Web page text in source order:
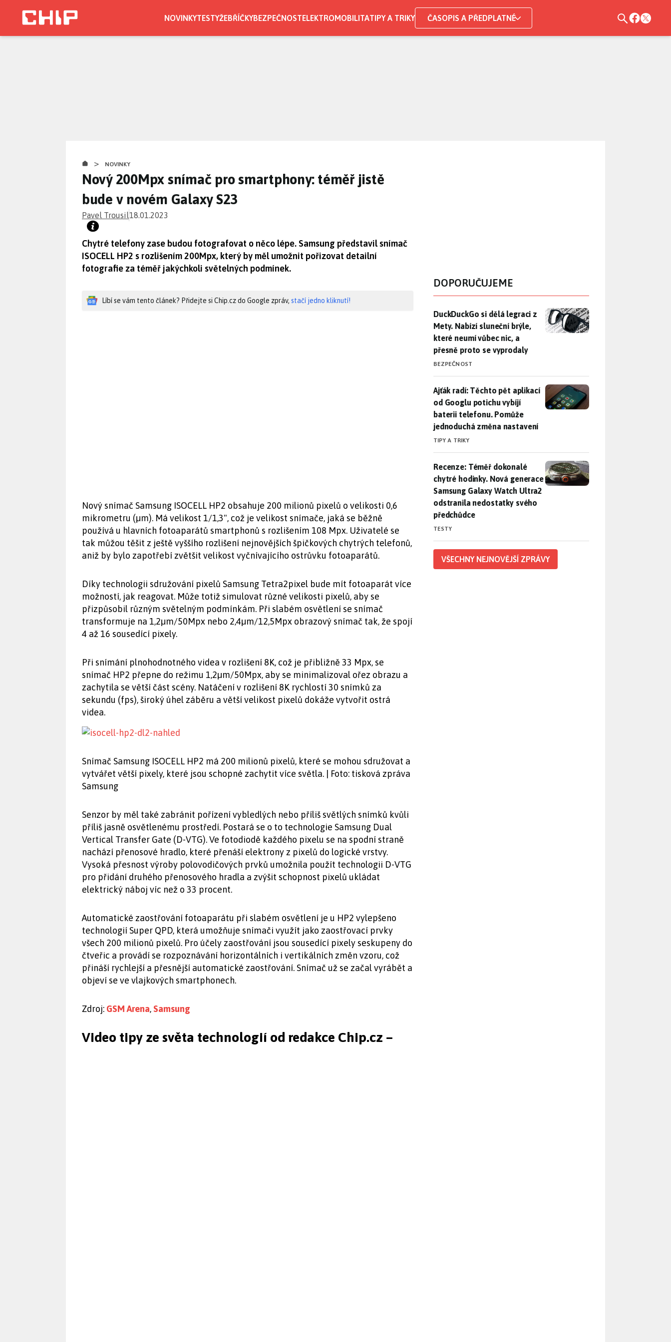
NOVINKYTESTYŽEBŘÍČKYBEZPEČNOSTELEKTROMOBILITATIPY A TRIKY ČASOPIS A PŘEDPLATNÉ
> NOVINKY
Nový 200Mpx snímač pro smartphony: téměř jistě
bude v novém Galaxy S23
Pavel Trousil18.01.2023
Chytré telefony zase budou fotografovat o něco lépe. Samsung představil snímač
ISOCELL HP2 s rozlišením 200Mpx, který by měl umožnit pořizovat detailní
fotografie za téměř jakýchkoli světelných podmínek.
Líbí se vám tento článek? Přidejte si Chip.cz do Google zpráv, stačí jedno kliknutí!
Nový snímač Samsung ISOCELL HP2 obsahuje 200 milionů pixelů o velikosti 0,6
mikrometru (μm). Má velikost 1/1,3", což je velikost snímače, jaká se běžně
používá u hlavních fotoaparátů smartphonů s rozlišením 108 Mpx. Uživatelé se
tak můžou těšit z ještě vyššího rozlišení nejnovějších špičkových chytrých telefonů,
aniž by bylo zapotřebí zvětšit velikost vyčnívajícího ostrůvku fotoaparátů.
Díky technologii sdružování pixelů Samsung Tetra2pixel bude mít fotoaparát více
možností, jak reagovat. Může totiž simulovat různé velikosti pixelů, aby se
přizpůsobil různým světelným podmínkám. Při slabém osvětlení se snímač
transformuje na 1,2μm/50Mpx nebo 2,4μm/12,5Mpx obrazový snímač tak, že spojí
4 až 16 sousedící pixely.
Při snímání plnohodnotného videa v rozlišení 8K, což je přibližně 33 Mpx, se
snímač HP2 přepne do režimu 1,2μm/50Mpx, aby se minimalizoval ořez obrazu a
zachytila se větší část scény. Natáčení v rozlišení 8K rychlostí 30 snímků za
sekundu (fps), široký úhel záběru a větší velikost pixelů dokáže vytvořit ostrá
videa.
Snímač Samsung ISOCELL HP2 má 200 milionů pixelů, které se mohou sdružovat a
vytvářet větší pixely, které jsou schopné zachytit více světla. | Foto: tisková zpráva
Samsung
Senzor by měl také zabránit pořízení vybledlých nebo příliš světlých snímků kvůli
příliš jasně osvětlenému prostředí. Postará se o to technologie Samsung Dual
Vertical Transfer Gate (D-VTG). Ve fotodiodě každého pixelu se na spodní straně
nachází přenosové hradlo, které přenáší elektrony z pixelů do logické vrstvy.
Vysoká přesnost výroby polovodičových prvků umožnila použít technologii D-VTG
pro přidání druhého přenosového hradla a zvýšit schopnost pixelů ukládat
elektrický náboj víc než o 33 procent.
Automatické zaostřování fotoaparátu při slabém osvětlení je u HP2 vylepšeno
technologií Super QPD, která umožňuje snímači využít jako zaostřovací prvky
všech 200 milionů pixelů. Pro účely zaostřování jsou sousedící pixely seskupeny do
čtveřic a provádí se rozpoznávání horizontálních i vertikálních změn vzoru, což
přináší rychlejší a přesnější automatické zaostřování. Snímač už se začal vyrábět a
objeví se ve vlajkových smartphonech.
Zdroj: GSM Arena, Samsung
Video tipy ze světa technologií od redakce Chip.cz –
DOPORUČUJEME
DuckDuckGo si dělá legraci z Mety. Nabízí sluneční brýle, které
DuckDuckGo si dělá legraci z
Mety. Nabízí sluneční brýle,
které neumí vůbec nic, a
přesně proto se vyprodaly
BEZPEČNOST
Ajťák radí: Těchto pět aplikací od Googlu potichu vybíjí baterii
Ajťák radí: Těchto pět aplikací
od Googlu potichu vybíjí
baterii telefonu. Pomůže
jednoduchá změna nastavení
TIPY A TRIKY
Recenze: Téměř dokonalé chytré hodinky. Nová generace
Recenze: Téměř dokonalé
chytré hodinky. Nová generace
Samsung Galaxy Watch Ultra2
odstranila nedostatky svého
předchůdce
TESTY
VŠECHNY NEJNOVĚJŠÍ ZPRÁVY